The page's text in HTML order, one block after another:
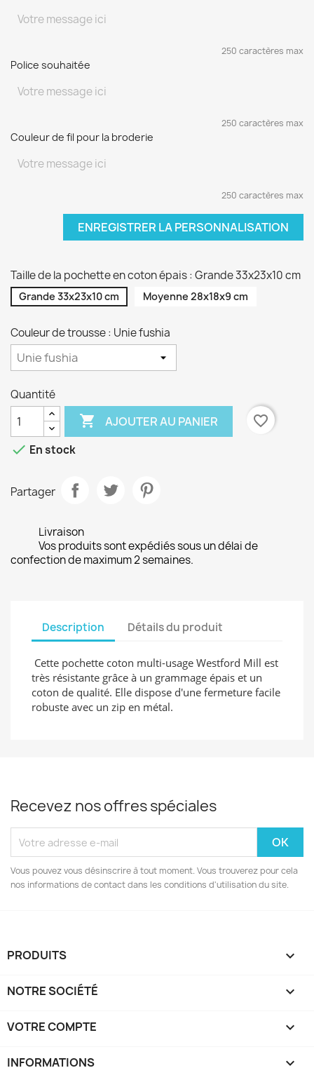
250 caractères max
Police souhaitée
250 caractères max
Couleur de fil pour la broderie
250 caractères max
ENREGISTRER LA PERSONNALISATION
Taille de la pochette en coton épais : Grande 33x23x10 cm
Grande 33x23x10 cm Moyenne 28x18x9 cm
Couleur de trousse : Unie fushia
Quantité
 AJOUTER AU PANIER
favorite_border
 En stock
Partager
Livraison
Vos produits sont expédiés sous un délai de
confection de maximum 2 semaines.
Description Détails du produit
Cette pochette coton multi-usage Westford Mill est
très résistante grâce à un grammage épais et un
coton de qualité. Elle dispose d'une fermeture facile
robuste avec un zip en métal.
Recevez nos offres spéciales
Vous pouvez vous désinscrire à tout moment. Vous trouverez pour cela
nos informations de contact dans les conditions d'utilisation du site.
PRODUITS 
NOTRE SOCIÉTÉ 
VOTRE COMPTE 
INFORMATIONS keyboard_arrow_down